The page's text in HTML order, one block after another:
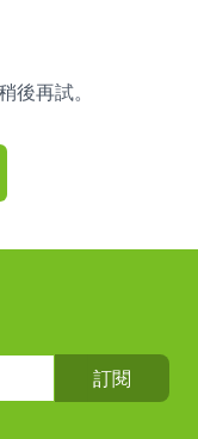
後再試。
訂閱